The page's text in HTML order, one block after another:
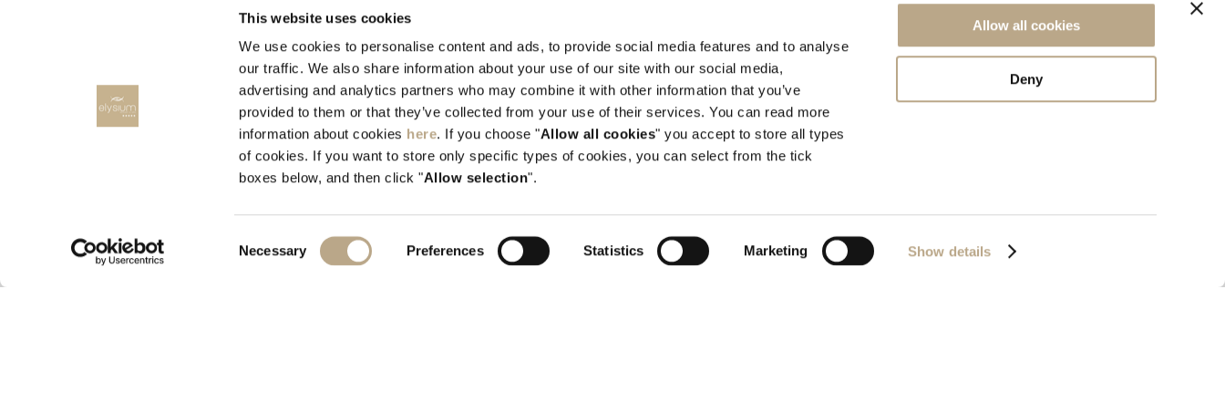
This website uses cookies
We use cookies to personalise content and ads, to provide social media features and to analyse
our traffic. We also share information about your use of our site with our social media,
advertising and analytics partners who may combine it with other information that you’ve
provided to them or that they’ve collected from your use of their services. You can read more
information about cookies here. If you choose "Allow all cookies" you accept to store all types
of cookies. If you want to store only specific types of cookies, you can select from the tick
boxes below, and then click "Allow selection".
Selection
Necessary Preferences Statistics Marketing Show details
Allow all cookies
Deny
RENT A CAR
RODOS CARS, Rent a car
Kallithea, Rhodes, GR-851 00 Greece
Тηλ: +30 22410 45700
info@elysium.gr